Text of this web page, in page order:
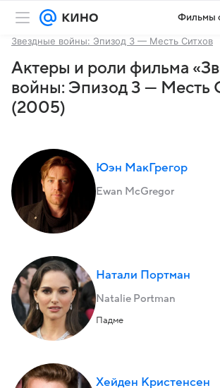
Фильмы
Звездные войны: Эпизод 3 — Месть Ситхов
Актеры и роли фильма
войны: Эпизод 3 — Месть
(2005)
Юэн МакГрегор
Ewan McGregor
Натали Портман
Natalie Portman
Падме
Хейден Кристенсен